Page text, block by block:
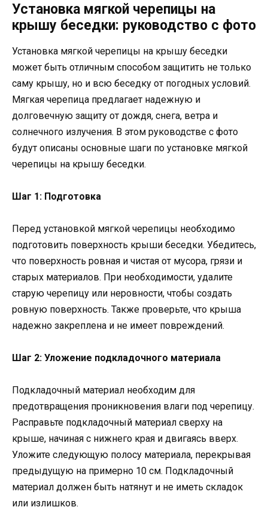
Установка мягкой черепицы на
крышу беседки: руководство с фото
Установка мягкой черепицы на крышу беседки
может быть отличным способом защитить не только
саму крышу, но и всю беседку от погодных условий.
Мягкая черепица предлагает надежную и
долговечную защиту от дождя, снега, ветра и
солнечного излучения. В этом руководстве с фото
будут описаны основные шаги по установке мягкой
черепицы на крышу беседки.
Шаг 1: Подготовка
Перед установкой мягкой черепицы необходимо
подготовить поверхность крыши беседки. Убедитесь,
что поверхность ровная и чистая от мусора, грязи и
старых материалов. При необходимости, удалите
старую черепицу или неровности, чтобы создать
ровную поверхность. Также проверьте, что крыша
надежно закреплена и не имеет повреждений.
Шаг 2: Уложение подкладочного материала
Подкладочный материал необходим для
предотвращения проникновения влаги под черепицу.
Расправьте подкладочный материал сверху на
крыше, начиная с нижнего края и двигаясь вверх.
Уложите следующую полосу материала, перекрывая
предыдущую на примерно 10 см. Подкладочный
материал должен быть натянут и не иметь складок
или излишков.